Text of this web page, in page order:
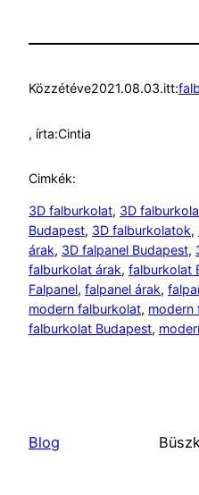
Közzétéve2021.08.03.itt:
, írta:Cintia
Cimkék:
3D falburkolat, 3D
Budapest, 3D falburkolatok,
árak, 3D falpanel Budapest,
falburkolat árak, falburkolat
Falpanel, falpanel árak,
modern falburkolat, modern
falburkolat Budapest,
Blog